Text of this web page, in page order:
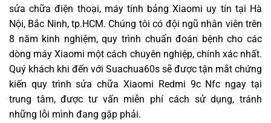
sửa chữa điện thoại, máy tính bảng Xiaomi uy tín tại Hà
Nội, Bắc Ninh, tp.HCM. Chúng tôi có đội ngũ nhân viên trên
8 năm kinh nghiệm, quy trình chuẩn đoán bệnh cho các
dòng máy Xiaomi một cách chuyên nghiệp, chính xác nhất.
Quý khách khi đến với Suachua60s sẽ được tận mắt chứng
kiến quy trình sửa chữa Xiaomi Redmi 9c Nfc ngay tại
trung tâm, được tư vấn miễn phí cách sử dụng, tránh
những lỗi mình đang gặp phải.